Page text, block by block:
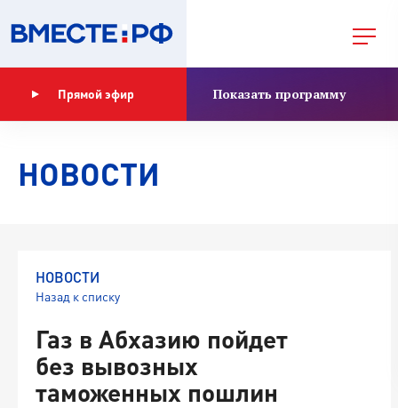
Прямой эфир Показать программу
НОВОСТИ
НОВОСТИ
Назад к списку
Газ в Абхазию пойдет
без вывозных
таможенных пошлин